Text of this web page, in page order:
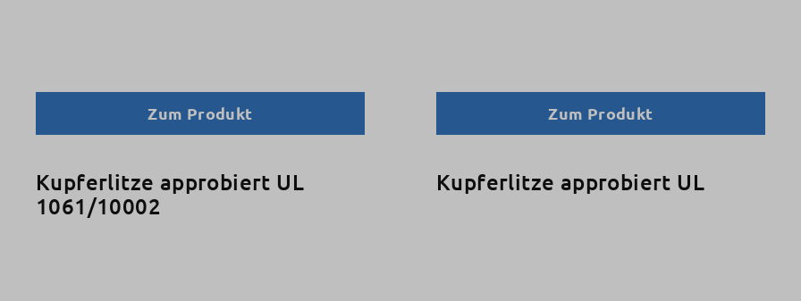
Zum Produkt Zum Produkt
Kupferlitze approbiert UL
1061/10002
Kupferlitze approbiert UL